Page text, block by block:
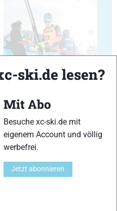
24
ski.de lesen?
Mit Abo
Besuche xc-ski.de mit
eigenem Account und völlig
werbefrei.
Jetzt abonnieren